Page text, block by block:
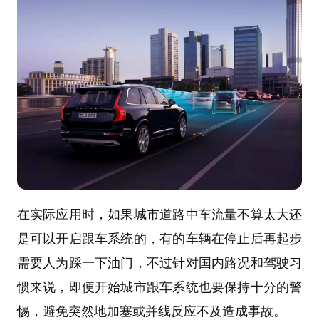
在实际应用时，如果城市道路中车流量不算太大还
是可以开启跟车系统的，有的车辆在停止后再起步
需要人为踩一下油门，不过针对国内路况和驾驶习
惯来说，即便开始城市跟车系统也要保持十分的警
惕，避免突然地加塞或并线反应不及造成事故。